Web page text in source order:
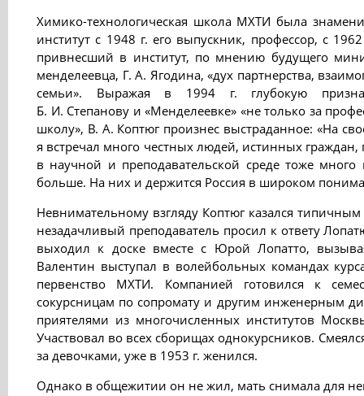
Химико-технологическая школа МХТИ была
институт с 1948 г. его выпускник, профессор, с
привнесший в институт, по мнению будущего
менделеевца, Г. А. Ягодина, «дух партнерства,
семьи». Выражая в 1994 г. глубокую
Б. И. Степанову и «Менделеевке» «не только за
школу», В. А. Коптюг произнес выстраданное: «На
я встречал много честных людей, истинных
в научной и преподавательской среде тоже
больше. На них и держится Россия в широком
Невнимательному взгляду Коптюг казался
незадачливый преподаватель просил к ответу
выходил к доске вместе с Юрой Лопатто,
Валентин выступал в волейбольных командах
первенство МХТИ. Компанией готовился к
сокурсницам по сопромату и другим инженерным
приятелями из многочисленных институтов
Участвовал во всех сборищах однокурсников.
за девочками, уже в 1953 г. женился.
Однако в общежитии он не жил, мать снимала для